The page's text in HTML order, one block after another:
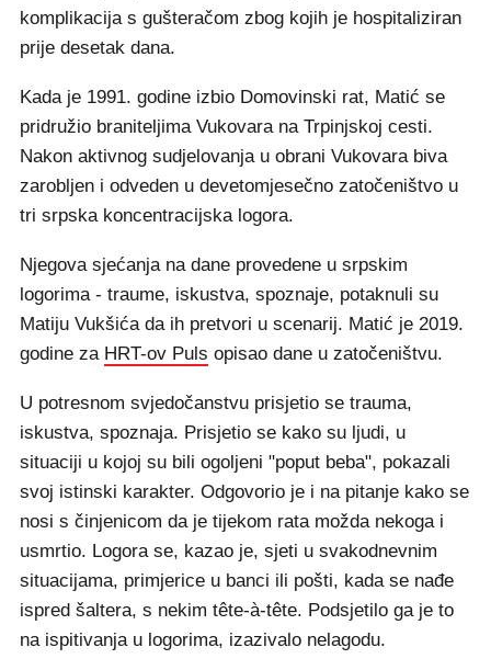
komplikacija s gušteračom zbog kojih je hospitaliziran
prije desetak dana.
Kada je 1991. godine izbio Domovinski rat, Matić se
pridružio braniteljima Vukovara na Trpinjskoj cesti.
Nakon aktivnog sudjelovanja u obrani Vukovara biva
zarobljen i odveden u devetomjesečno zatočeništvo u
tri srpska koncentracijska logora.
Njegova sjećanja na dane provedene u srpskim
logorima - traume, iskustva, spoznaje, potaknuli su
Matiju Vukšića da ih pretvori u scenarij. Matić je 2019.
godine za HRT-ov Puls opisao dane u zatočeništvu.
U potresnom svjedočanstvu prisjetio se trauma,
iskustva, spoznaja. Prisjetio se kako su ljudi, u
situaciji u kojoj su bili ogoljeni "poput beba", pokazali
svoj istinski karakter. Odgovorio je i na pitanje kako se
nosi s činjenicom da je tijekom rata možda nekoga i
usmrtio. Logora se, kazao je, sjeti u svakodnevnim
situacijama, primjerice u banci ili pošti, kada se nađe
ispred šaltera, s nekim tête-à-tête. Podsjetilo ga je to
na ispitivanja u logorima, izazivalo nelagodu.